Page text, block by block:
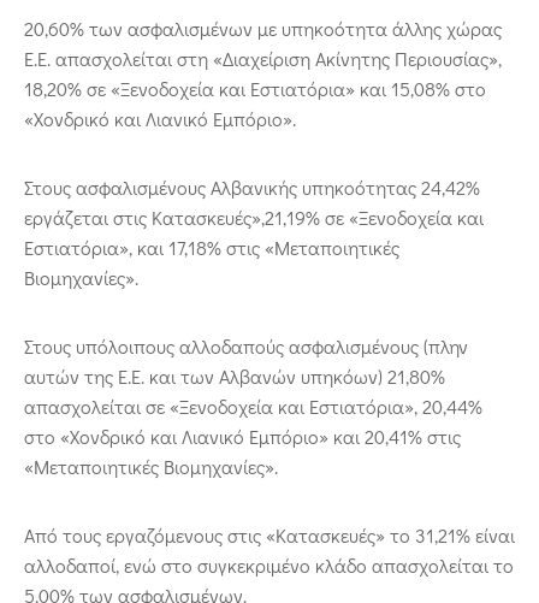
20,60% των ασφαλισμένων με υπηκοότητα άλλης χώρας
Ε.Ε. απασχολείται στη «Διαχείριση Ακίνητης Περιουσίας»,
18,20% σε «Ξενοδοχεία και Εστιατόρια» και 15,08% στο
«Χονδρικό και Λιανικό Εμπόριο».
Στους ασφαλισμένους Αλβανικής υπηκοότητας 24,42%
εργάζεται στις Κατασκευές»,21,19% σε «Ξενοδοχεία και
Εστιατόρια», και 17,18% στις «Μεταποιητικές
Βιομηχανίες».
Στους υπόλοιπους αλλοδαπούς ασφαλισμένους (πλην
αυτών της Ε.Ε. και των Αλβανών υπηκόων) 21,80%
απασχολείται σε «Ξενοδοχεία και Εστιατόρια», 20,44%
στο «Χονδρικό και Λιανικό Εμπόριο» και 20,41% στις
«Μεταποιητικές Βιομηχανίες».
Από τους εργαζόμενους στις «Κατασκευές» το 31,21% είναι
αλλοδαποί, ενώ στο συγκεκριμένο κλάδο απασχολείται το
5,00% των ασφαλισμένων.